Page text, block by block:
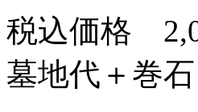
税込価格
墓地代＋巻